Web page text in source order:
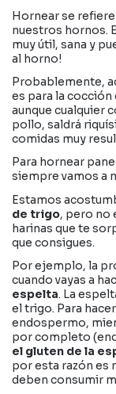
Hornear se
nuestros hornos.
muy útil, sana y
al horno!
Probablemente,
es para la cocción
aunque cualquier
pollo, saldrá
comidas muy
Para hornear
siempre vamos a
Estamos
de trigo, pero no
harinas que te
que consigues.
Por ejemplo, la
cuando vayas a
espelta. La
el trigo. Para
endospermo,
por completo
el gluten de la
por esta razón es
deben consumir